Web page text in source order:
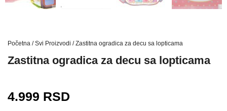
Početna /Svi Proizvodi / Zastitna ogradica za decu sa lopticama
Zastitna ogradica za decu sa lopticama
4.999 RSD